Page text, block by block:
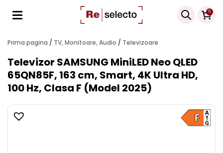
0
Products
search
Prima pagina / TV, Monitoare, Audio / Televizoare
Televizor SAMSUNG MiniLED Neo QLED
65QN85F, 163 cm, Smart, 4K Ultra HD,
100 Hz, Clasa F (Model 2025)